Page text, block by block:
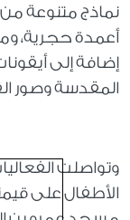
نماذج متنوعة من
أعمدة حجرية،
إضافة إلى
المقدسة وصور
وتواصلت
الأطفال على